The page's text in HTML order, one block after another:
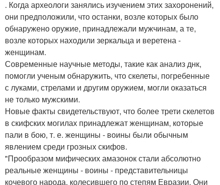
. Когда археологи занялись изучением этих захоронений,
они предположили, что останки, возле которых было
обнаружено оружие, принадлежали мужчинам, а те,
возле которых находили зеркальца и веретена -
женщинам.
Современные научные методы, такие как анализ днк,
помогли ученым обнаружить, что скелеты, погребенные
с луками, стрелами и другим оружием, могли оказаться
не только мужскими.
Новые факты свидетельствуют, что более трети скелетов
в скифских могилах принадлежат женщинам, которые
пали в бою, т. е. женщины - воины были обычным
явлением среди грозных скифов.
"Прообразом мифических амазонок стали абсолютно
реальные женщины - воины - представительницы
кочевого народа, колесившего по степям Евразии. Они